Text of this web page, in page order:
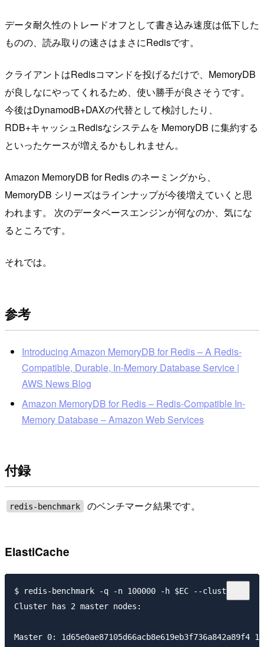
データ耐久性のトレードオフとして書き込み速度は低下した
ものの、読み取りの速さはまさにRedisです。
クライアントはRedisコマンドを投げるだけで、MemoryDB
が良しなにやってくれるため、使い勝手が良さそうです。
今後はDynamodB+DAXの代替として検討したり、
RDB+キャッシュRedisなシステムを MemoryDB に集約する
といったケースが増えるかもしれません。
Amazon MemoryDB for Redis のネーミングから、
MemoryDB シリーズはラインナップが今後増えていくと思
われます。 次のデータベースエンジンが何なのか、気にな
るところです。
それでは。
参考
Introducing Amazon MemoryDB for Redis – A Redis-
Compatible, Durable, In-Memory Database Service |
AWS News Blog
Amazon MemoryDB for Redis – Redis-Compatible In-
Memory Database – Amazon Web Services
付録
redis-benchmark のベンチマーク結果です。
ElastiCache
$ redis-benchmark -q -n 100000 -h $EC --cluster
Cluster has 2 master nodes:
Master 0: 1d65e0ae87105d66acb8e619eb3f736a842a89f4